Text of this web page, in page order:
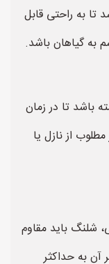
تا به راحتی قابل
به گیاهان باشد.
باشد تا در زمان
از نازل یا
شلنگ باید مقاوم
آن به حداکثر